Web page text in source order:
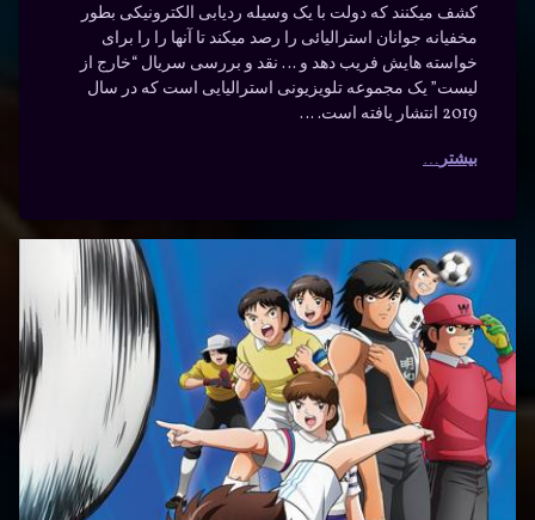
کشف میکنند که دولت با یک وسیله ردیابی الکترونیکی بطور
مخفیانه جوانان استرالیائی را رصد میکند تا آنها را را برای
خواسته هایش فریب دهد و … نقد و بررسی سریال “خارج از
لیست” یک مجموعه تلویزیونی استرالیایی است که در سال
2019 انتشار یافته است. …
بیشتر
دانلود
سریال
فوتبالیستها
با دوبله
فارسی |
Captain
Tsubasa
برچسب‌
اکشن
انیمیشن
جوانان
دانلود
دوبله
دیدگاهتان